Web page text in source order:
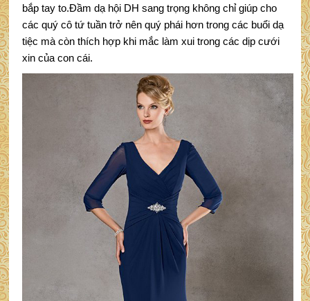
bắp tay to.Đầm dạ hội DH sang trọng không chỉ giúp cho
các quý cô tứ tuần trở nên quý phái hơn trong các buổi dạ
tiệc mà còn thích hợp khi mắc làm xui trong các dịp cưới
xin của con cái.